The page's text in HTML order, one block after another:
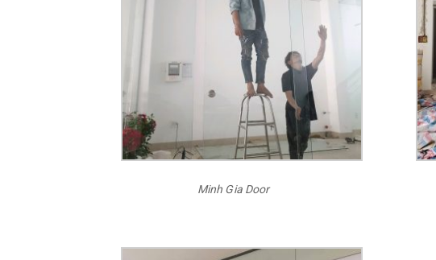
Minh Gia Door